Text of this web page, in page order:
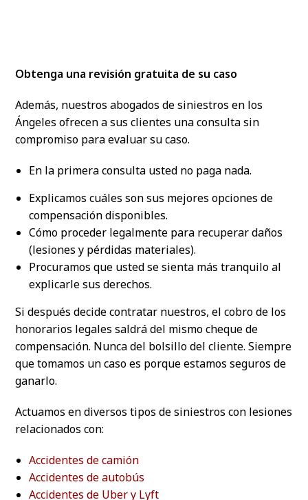
Obtenga una revisión gratuita de su caso
Además, nuestros abogados de siniestros en los
Ángeles ofrecen a sus clientes una consulta sin
compromiso para evaluar su caso.
En la primera consulta usted no paga nada.
Explicamos cuáles son sus mejores opciones de
compensación disponibles.
Cómo proceder legalmente para recuperar daños
(lesiones y pérdidas materiales).
Procuramos que usted se sienta más tranquilo al
explicarle sus derechos.
Si después decide contratar nuestros, el cobro de los
honorarios legales saldrá del mismo cheque de
compensación. Nunca del bolsillo del cliente. Siempre
que tomamos un caso es porque estamos seguros de
ganarlo.
Actuamos en diversos tipos de siniestros con lesiones
relacionados con:
Accidentes de camión
Accidentes de autobús
Accidentes de Uber y Lyft